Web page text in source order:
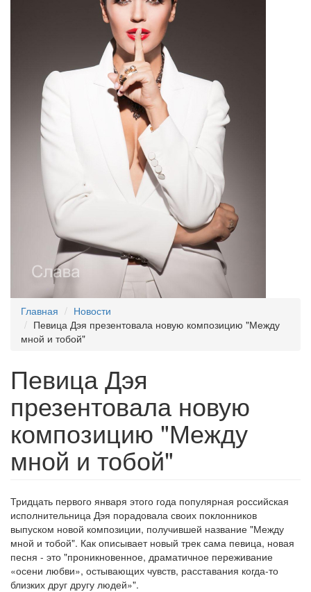
Главная
Новости
Певица Дэя презентовала новую композицию "Между
мной и тобой"
Певица Дэя
презентовала новую
композицию "Между
мной и тобой"
Тридцать первого января этого года популярная российская
исполнительница Дэя порадовала своих поклонников
выпуском новой композиции, получившей название "Между
мной и тобой". Как описывает новый трек сама певица, новая
песня - это "проникновенное, драматичное переживание
«осени любви», остывающих чувств, расставания когда-то
близких друг другу людей»".